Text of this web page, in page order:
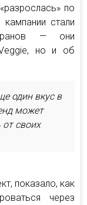
по
стали
— они
но и об
один вкус в
может
от своих
показало, как
через